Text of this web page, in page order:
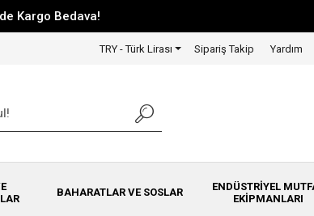
Kargo Bedava!
TRY - Türk Lirası Sipariş Takip Yardım
BAHARATLAR VE SOSLAR
ENDÜSTRİYEL
EKİPMANLARI